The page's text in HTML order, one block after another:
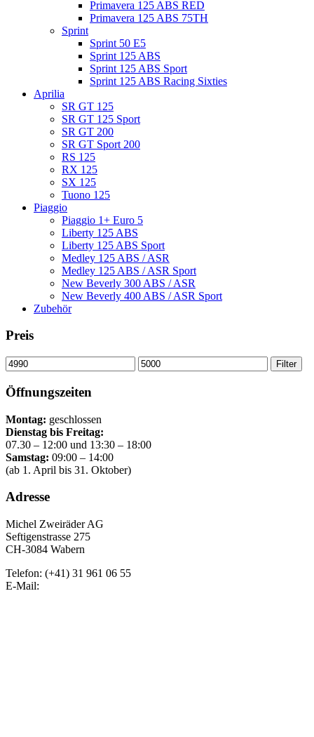
Primavera 125 ABS RED
Primavera 125 ABS 75TH
Sprint
Sprint 50 E5
Sprint 125 ABS
Sprint 125 ABS Sport
Sprint 125 ABS Racing Sixties
Aprilia
SR GT 125
SR GT 125 Sport
SR GT 200
SR GT Sport 200
RS 125
RX 125
SX 125
Tuono 125
Piaggio
Piaggio 1+ Euro 5
Liberty 125 ABS
Liberty 125 ABS Sport
Medley 125 ABS / ASR
Medley 125 ABS / ASR Sport
New Beverly 300 ABS / ASR
New Beverly 400 ABS / ASR Sport
Zubehör
Preis
Min.
Preis
Max.
Preis
Filter
Öffnungszeiten
Montag: geschlossen
Dienstag bis Freitag:
07.30 – 12:00 und 13:30 – 18:00
Samstag: 09:00 – 14:00
(ab 1. April bis 31. Oktober)
Adresse
Michel Zweiräder AG
Seftigenstrasse 275
CH-3084 Wabern
Telefon: (+41) 31 961 06 55
E-Mail: